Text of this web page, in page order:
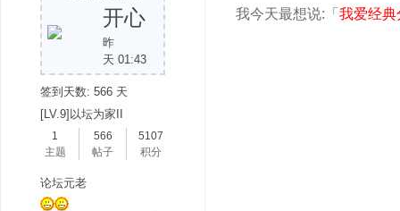
开心
昨
天 01:43
签到天数: 566 天
[LV.9]以坛为家II
1
主题
566
帖子
5107
积分
论坛元老
我今天最想说:「 我爱经典